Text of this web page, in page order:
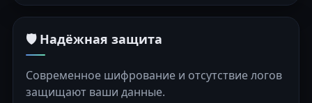
🛡️ Надёжная защита
Современное шифрование и отсутствие логов
защищают ваши данные.